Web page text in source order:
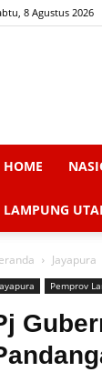
8 Agustus 2026
HOME
LAMPUNG
Jayapura
Pemprov